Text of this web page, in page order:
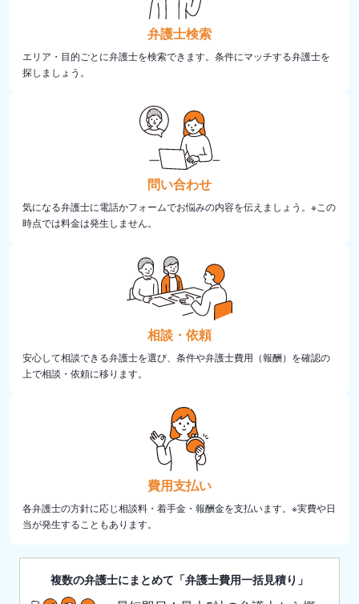
弁護士検索
エリア・目的ごとに弁護士を検索できます。条件にマッチする弁護士を
探しましょう。
問い合わせ
気になる弁護士に電話かフォームでお悩みの内容を伝えましょう。※この
時点では料金は発生しません。
相談・依頼
安心して相談できる弁護士を選び、条件や弁護士費用（報酬）を確認の
上で相談・依頼に移ります。
費用支払い
各弁護士の方針に応じ相談料・着手金・報酬金を支払います。※実費や日
当が発生することもあります。
複数の弁護士にまとめて「弁護士費用一括見積り」